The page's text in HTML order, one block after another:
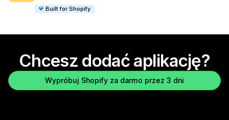
Built for Shopify
Chcesz dodać aplikację?
Wypróbuj Shopify za darmo przez 3 dni